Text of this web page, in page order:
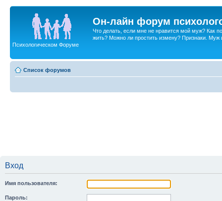
Он-лайн форум
Что делать, если мне не нравится мой муж? Как
жить? Можно ли простить измену? Признаки. Муж
Психологическом Форуме
Список форумов
Вход
Имя пользователя:
Пароль: